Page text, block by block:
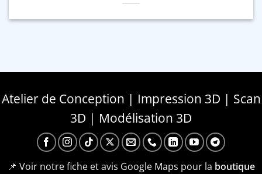
Atelier de Conception | Impression 3D | Scan
3D | Modélisation 3D
📌 Voir notre fiche et avis Google Maps pour la boutique